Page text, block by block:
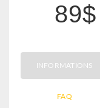
89$
INFORMATIONS
FAQ